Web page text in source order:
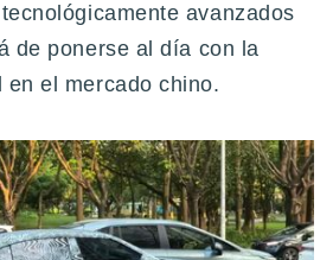
avanzados
de ponerse al día con la
en el mercado chino.